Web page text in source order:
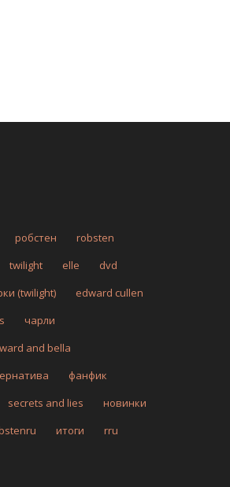
робстен
robsten
twilight elle
dvd
(twilight)
edward cullen
чарли
and bella
фанфик
secrets and lies
новинки
итоги
rru